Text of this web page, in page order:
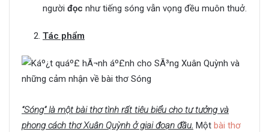
người đọc như tiếng sóng vẫn vọng đều muôn thuở.
Tác phẩm
“Sóng” là một bài thơ tình rất tiêu biểu cho tư tưởng và
phong cách thơ Xuân Quỳnh ở giai đoạn đầu. Một bài thơ